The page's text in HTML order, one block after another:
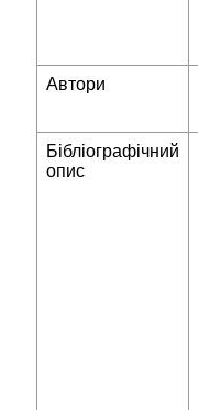
Автори
Бібліографічний
опис